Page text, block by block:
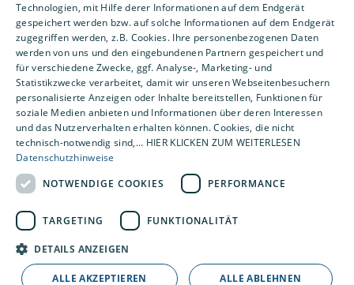
Unternehmen
Kontakt
Technologien, mit Hilfe derer Informationen auf dem Endgerät
gespeichert werden bzw. auf solche Informationen auf dem Endgerät
zugegriffen werden, z.B. Cookies. Ihre personenbezogenen Daten
werden von uns und den eingebundenen Partnern gespeichert und
für verschiedene Zwecke, ggf. Analyse-, Marketing- und
Statistikzwecke verarbeitet, damit wir unseren Webseitenbesuchern
personalisierte Anzeigen oder Inhalte bereitstellen, Funktionen für
soziale Medien anbieten und Informationen über deren Interessen
und das Nutzerverhalten erhalten können. Cookies, die nicht
technisch-notwendig sind,... HIER KLICKEN ZUM WEITERLESEN
Datenschutzhinweise
NOTWENDIGE COOKIES
PERFORMANCE
TARGETING FUNKTIONALITÄT
DETAILS ANZEIGEN
ALLE AKZEPTIEREN ALLE ABLEHNEN